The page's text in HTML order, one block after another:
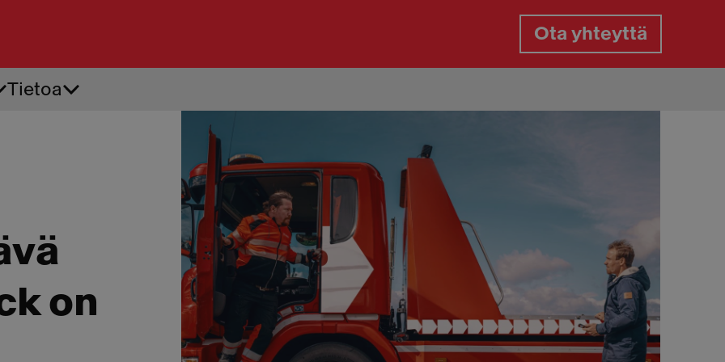
Ota yhteyttä
Auton käynnistysapu
Auton oven avaus
Rengasrikko päivystys
Renkaan paikkaus tien päällä
Renkaanvaihto tien päällä
Renkaiden vaihto kotipihassa
Tietoa
on